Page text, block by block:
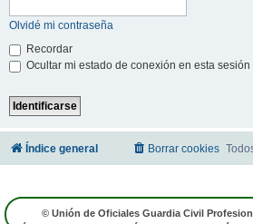
Olvidé mi contraseña
Recordar
Ocultar mi estado de conexión en esta sesión
Índice general Borrar cookies
© Unión de Oficiales Guardia Civil